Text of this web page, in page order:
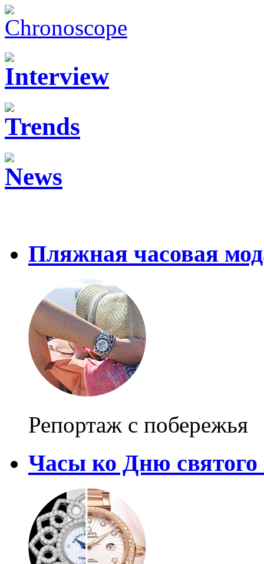
Пляжная часовая
Репортаж с побережья
Часы ко Дню святого